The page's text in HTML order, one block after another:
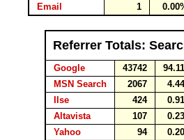
Email
1
Referrer Totals:
Google 43742
MSN Search
2067
Ilse
424
Altavista
107
Yahoo
94